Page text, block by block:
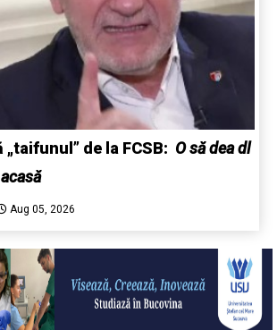
de la FCSB: O să dea dl
Aug 05, 2026